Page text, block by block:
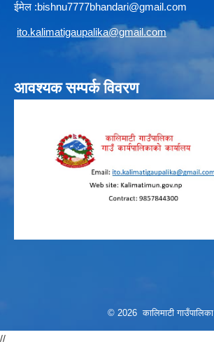
ईमेल :bishnu7777bhandari@gmail.com
ito.kalimatigaupalika@gmail.com
आवश्यक सम्पर्क विवरण
© 2026 कालिमाटी गाउँपालिका
//